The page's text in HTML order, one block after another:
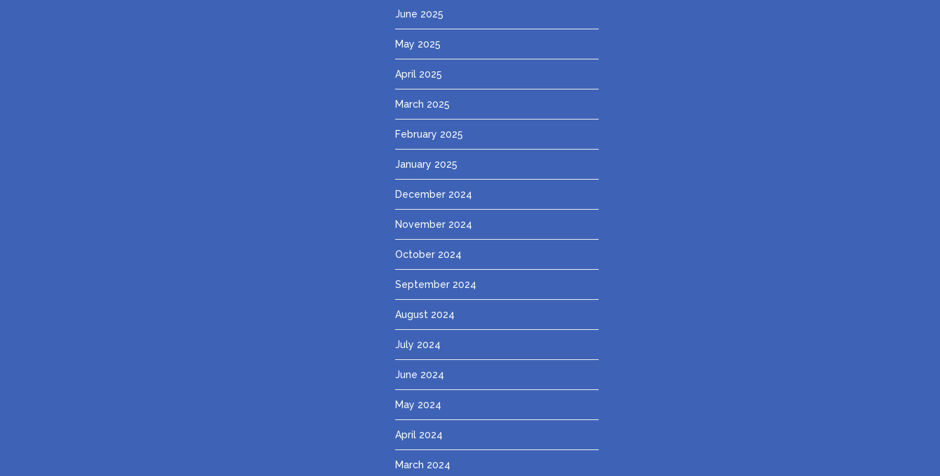
June 2025
May 2025
April 2025
March 2025
February 2025
January 2025
December 2024
November 2024
October 2024
September 2024
August 2024
July 2024
June 2024
May 2024
April 2024
March 2024